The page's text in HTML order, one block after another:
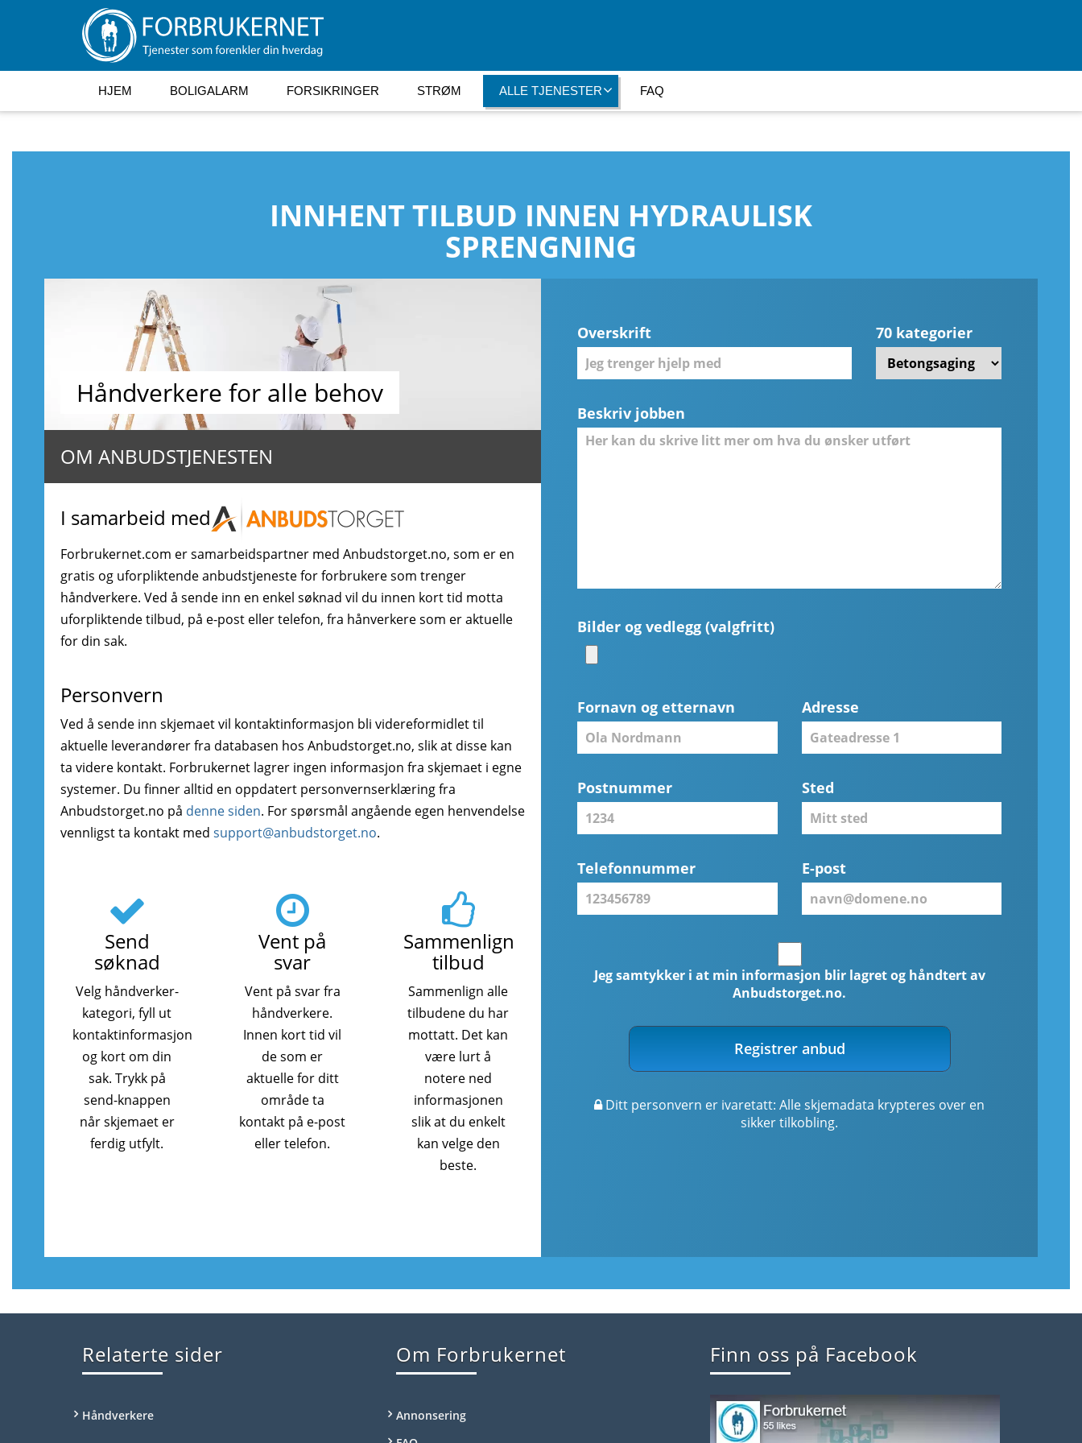
HJEM BOLIGALARM FORSIKRINGER STRØM ALLE TJENESTER FAQ
INNHENT TILBUD INNEN HYDRAULISK
SPRENGNING
Håndverkere for alle behov
OM ANBUDSTJENESTEN
I samarbeid med
Forbrukernet.com er samarbeidspartner med Anbudstorget.no, som er en
gratis og uforpliktende anbudstjeneste for forbrukere som trenger
håndverkere. Ved å sende inn en enkel søknad vil du innen kort tid motta
uforpliktende tilbud, på e-post eller telefon, fra hånverkere som er aktuelle
for din sak.
Personvern
Ved å sende inn skjemaet vil kontaktinformasjon bli videreformidlet til
aktuelle leverandører fra databasen hos Anbudstorget.no, slik at disse kan
ta videre kontakt. Forbrukernet lagrer ingen informasjon fra skjemaet i egne
systemer. Du finner alltid en oppdatert personvernserklæring fra
Anbudstorget.no på denne siden. For spørsmål angående egen henvendelse
vennligst ta kontakt med support@anbudstorget.no.
Send
søknad
Velg håndverker-
kategori, fyll ut
kontaktinformasjon
og kort om din
sak. Trykk på
send-knappen
når skjemaet er
ferdig utfylt.
Vent på
svar
Vent på svar fra
håndverkere.
Innen kort tid vil
de som er
aktuelle for ditt
område ta
kontakt på e-post
eller telefon.
Sammenlign
tilbud
Sammenlign alle
tilbudene du har
mottatt. Det kan
være lurt å
notere ned
informasjonen
slik at du enkelt
kan velge den
beste.
Overskrift 70 kategorier
Beskriv jobben
Bilder og vedlegg (valgfritt)
Fornavn og etternavn Adresse
Postnummer Sted
Telefonnummer E-post
Jeg samtykker i at min informasjon blir lagret og håndtert av
Anbudstorget.no.
Registrer anbud
Ditt personvern er ivaretatt: Alle skjemadata krypteres over en
sikker tilkobling.
Relaterte sider
Håndverkere
Om Forbrukernet
Annonsering
Finn oss på Facebook